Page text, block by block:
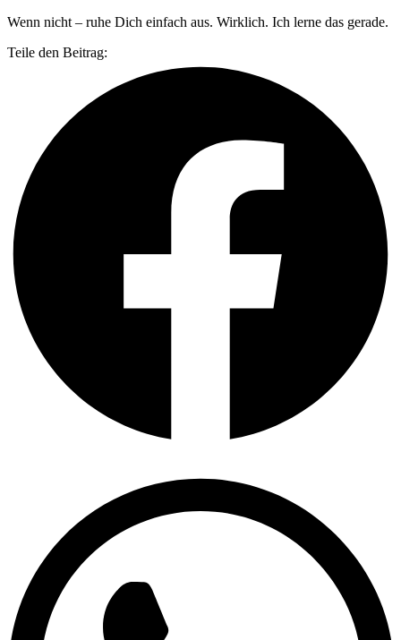
Wenn nicht – ruhe Dich einfach aus. Wirklich. Ich lerne das gerade.
Teile den Beitrag: